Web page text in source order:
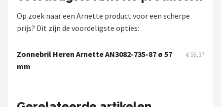
Fako Sunglasses®
Alle merken →
Op zoek naar een Arnette product voor een scherpe
prijs? Dit zijn de voordeligste opties:
Zonnebril Heren Arnette AN3082-735-87 ø 57
mm
€ 56,37